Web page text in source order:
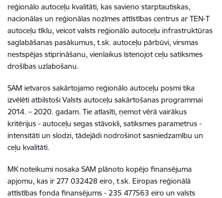
reģionālo autoceļu kvalitāti, kas savieno starptautiskas,
nacionālas un reģionālas nozīmes attīstības centrus ar TEN-T
autoceļu tīklu, veicot valsts reģionālo autoceļu infrastruktūras
saglabāšanas pasākumus, t.sk. autoceļu pārbūvi, virsmas
nestspējas stiprināšanu, vienlaikus īstenojot ceļu satiksmes
drošības uzlabošanu.
SAM ietvaros sakārtojamo reģionālo autoceļu posmi tika
izvēlēti atbilstoši Valsts autoceļu sakārtošanas programmai
2014. – 2020. gadam. Tie atlasīti, ņemot vērā vairākus
kritērijus - autoceļu segas stāvokli, satiksmes parametrus -
intensitāti un slodzi, tādejādi nodrošinot sasniedzamību un
ceļu kvalitāti.
MK noteikumi nosaka SAM plānoto kopējo finansējuma
apjomu, kas ir 277 032428 eiro, t.sk. Eiropas reģionālā
attīstības fonda finansējums - 235 477563 eiro un valsts